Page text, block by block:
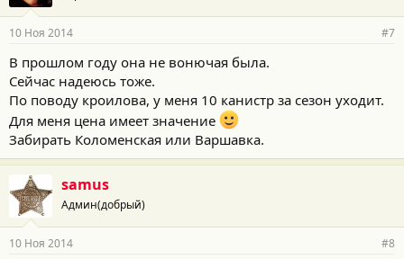
10 Ноя 2014 #7
В прошлом году она не вонючая была.
Сейчас надеюсь тоже.
По поводу кроилова, у меня 10 канистр за сезон уходит.
Для меня цена имеет значение
Забирать Коломенская или Варшавка.
samus
Админ(добрый)
10 Ноя 2014 #8